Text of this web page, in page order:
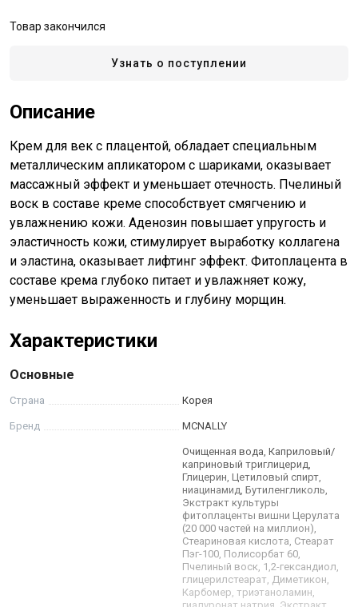
Товар закончился
Узнать о поступлении
Описание
Крем для век с плацентой, обладает специальным
металлическим апликатором с шариками, оказывает
массажный эффект и уменьшает отечность. Пчелиный
воск в составе креме способствует смягчению и
увлажнению кожи. Аденозин повышает упругость и
эластичность кожи, стимулирует выработку коллагена
и эластина, оказывает лифтинг эффект. Фитоплацента в
составе крема глубоко питает и увлажняет кожу,
уменьшает выраженность и глубину морщин.
Характеристики
Основные
Страна Корея
Бренд MCNALLY
Очищенная вода, Каприловый/
каприновый триглицерид,
Глицерин, Цетиловый спирт,
ниацинамид, Бутиленгликоль,
Экстракт культуры
фитоплаценты вишни Церулата
(20 000 частей на миллион),
Стеариновая кислота, Стеарат
Пэг-100, Полисорбат 60,
Пчелиный воск, 1,2-гександиол,
глицерилстеарат, Диметикон,
Карбомер, триэтаноламин,